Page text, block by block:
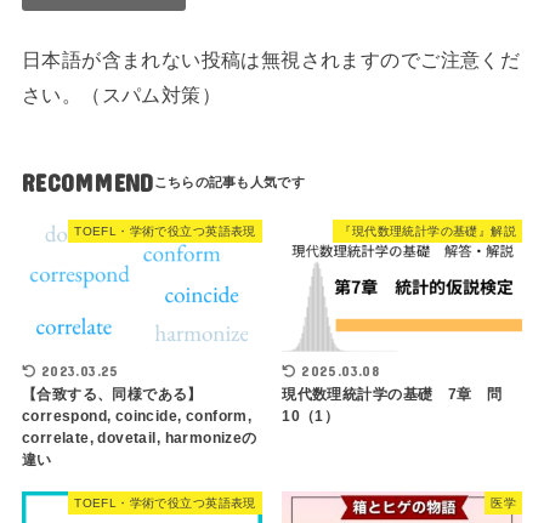
日本語が含まれない投稿は無視されますのでご注意くだ
さい。（スパム対策）
RECOMMEND
TOEFL・学術で役立つ英語表現
2023.03.25
【合致する、同様である】
correspond, coincide, conform,
correlate, dovetail, harmonizeの
違い
『現代数理統計学の基礎』解説
2025.03.08
現代数理統計学の基礎 7章 問
10（1）
TOEFL・学術で役立つ英語表現 医学